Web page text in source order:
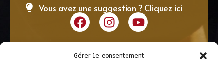
Gérer le consentement
Vous avez une suggestion ? Cliquez ici